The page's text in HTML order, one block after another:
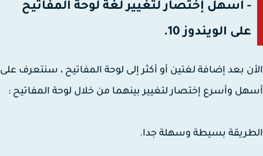
- أسهل إختصار لتغيير لغة لوحة المفاتيح
على الويندوز 10.
بعد إضافة لغتين أو أكثر إلى لوحة المفاتيح ، سنتعرف على
وأسرع إختصار لتغيير بينهما من خلال لوحة المفاتيح :
بسيطة وسهلة جدا.